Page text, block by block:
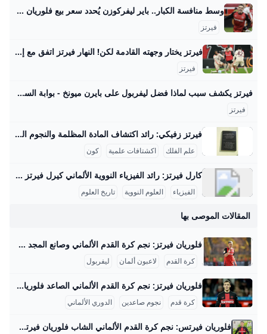
وسط منافسة الكبار.. باير ليفركوزن يُحدد سعر بيع فلوريان فيرتز صحيفة الوطن حدد مسئولو نادي باير ليفركوزن الألماني سعر بيع فلوريان فيرتز، لاعب خط وسط الفريق الأول لكرة القدم بالنادي، في الميركاتو الصيفي المقبل، وذلك في ظل وجود منافسة مشتعلة بين كبار الأندية الأوروبية… {{ article.article_subtitle }} {{ authorName() }} {{ article.author_description }} {{ article.formatted_date }}epa11762162 Florian Wirtz of Leverkusen celebrates after scoring the 1-0 lead during the German Bundesliga soccer match between Bayer 04 Leverkusen and FC St. Pauli in Leverkusen, Germany, 07 December 2024.
فيرتز
فيرتز يختار وجهته القادمة لكن! النهار فيرتز اتفق مع إدارة بايرن ميونيخ الجريدة مواقعنا لبنان عربي بودكاست تسجيل الدخول اشترك - الرئيسية عيش لبنان اقتصاد وأعمال تحقيقات مقالات كتاب النهار آراء منبر كتاب النهار 29-08-2025 | 05:37 استعادة النظام السوري السجناء واللاجئين معاً مؤشّر لنية بناء دولة كتاب النهار 29-08-2025 | 05:30 أيّ رسائل مخفيّة لحراك “حزب الله” السياسي المكثّف؟ رياضة كرة قدم كرة سلة كرة مضرب رياضة ميكانيكية ألعاب قتالية الغولف رياضات أخرى رياضة 29-08-2025 | 06:25 شربل أبو خطار لـ"النهار": الرياضة دواء ومفتاح النجاح الدراسي رياضة 28-08-2025 | 17:06 ازدواج الجنسية… أزمة مستمرّة لنجوم كرة القدم
فيرتز
فيرتز يكشف سبب لماذا فضل ليفربول على بايرن ميونخ - بوابة السعودية نيوز يحاول الفريق بناء نفسه بشكل قوي ليكون قادراً على المنافسة على أعلى مستوى تحت قيادة المدرب آرني سلوت وقد أظهر الفريق أداءً مميزاً في سوق الانتقالات هذا الصيف، انتقال اللاعب إلى ليفربول يمثل تحدياً كبيراً بالنسبة له، حيث قال: “لقد كانت خطوة أصعب أن أترك هذا المحيط وأذهب لبلد آخر مع كل ما يتضمنه من تغييرات وألعب في دوري جديد بأسلوب لعب مختلف”. اختيار واعٍ أضاف اللاعب: “لقد انتقلت لتحدي أكبر، تحدي اخترت خوضه بوعي من أجل أن أنجح وأصبح لاعباً أفضل , لقد اخترت الانتقال إلى ليفربول كقرار واعٍ بالنسبة لي كي أصبح أفضل”.
فيرتز
فيرتز زفيكي: رائد اكتشاف المادة المظلمة والنجوم النيوترونية يسرني تقديم مقال مفصل عن شخصية فريتز زفيكي وإسهاماته العلمية في علم الفلك: فريتز زفيكي: رائد اكتشاف المادة المظلمة والنجوم النيوترونية فريتز زفيكي (14 فبراير 1898 - 8 فبراير 1974) كان عالم فلك سويسري عمل معظم حياته في معهد كاليفورنيا للتكنولوجيا بالولايات المتحدة، وأحدث ثورة في فهمنا للكون من خلال أفكاره واكتشافاته الرائدة. تلقى تعليمه الثانوي في زيوريخ، ثم درس الرياضيات والفيزياء التجريبية بين 1917 و1925 على يد كبار العلماء أمثال أوجوست بيكارد وألبرت أينشتاين، مما أكسبه قاعدة علمية راسخة ساعدته في إرساء أسس علم الفلك الحديث.
علم الفلك اكشتافات علمية كون
كارل فيرتز: رائد الفيزياء النووية الألماني كيرل فيرتز هو عالم فيزياء نووية ألماني بارز وُلد في 24 أبريل 1910 في كولونيا وتوفي في 12 فبراير 1994. حصل على شهادة الدكتوراه في عام 1934 بعد دراسته الفيزياء والكيمياء والرياضيات في جامعات بون وفرايبورغ وبريسلّاو. درّس بعد ذلك كمساعد تدريس لوزير التعليم الألماني كارل فريدريش بونهوفر في جامعة لايبتزغ، وكان عضواً في رابطة المعلمين النازية خلال الفترة النازية في ألمانيا، رغم أنه لم يكن عضواً في الحزب النازي. مهنياً، تميز فيرتز بعمله في معهد كايزر فيلهلم للفيزياء في برلين منذ عام 1937، حيث عمل على تصميم المفاعلات النووية خلال الحرب العالمية الثانية، وبالأخص مفاعل الطبقات الأفقية، بالإضافة إلى قيادة قسم التجارب في المعهد الذي نقل إلى هيتشينجن لتجنب تأثير القصف الجوي في 1944.
الفيزياء العلوم النووية تاريخ العلوم
المقالات الموصى بها
فلوريان فيرتز: نجم كرة القدم الألماني وصانع المجد في ليفربول فلوريان فيرتز (مواليد 3 مايو 2003) هو لاعب كرة قدم ألماني شهير يلعب كلاعب خط وسط مهاجم، يشغل حالياً مركزه في نادي ليفربول الإنجليزي والمنتخب الألماني الوطني. بدأ فيرتز مسيرته الكروية في أكاديمية نادي كولونيا عام 2010، حيث برز كمواهب شابة لفتت أنظار الأندية الكبرى بفضل أداءه المميز ورؤيته العالية في الملعب. في يناير 2020، انضم إلى نادي باير ليفركوزن الدمشقي حيث بدأ مسيرته الاحترافية، وشارك لأول مرة مع الفريق الأول في الدوري الألماني في مايو 2020 بعمر 17 عاماً، محطمًا أرقامًا قياسية كأصغر لاعب في النادي يشارك في الدوري.
كرة القدم لاعبون ألمان ليفربول
فلوريان فيرتز: نجم كرة القدم الألماني الصاعد فلوريان فيرتز هو لاعب كرة قدم ألماني وُلد في 3 مايو 2003 في مدينة بولهايم بألمانيا، ويعتبر من ألمع النجوم الشباب في كرة القدم الأوروبية والعالمية. بدأ مسيرته مع نادي كولن في 2010 ضمن فرق الشباب، وانتقل لاحقاً إلى باير ليفركوزن في يناير 2020، حيث أظهر قدرات مذهلة منذ بداية ظهوره الاحترافي. قدم فيرتز أول مباراة له في الدوري الألماني في 18 مايو 2020 بعمر 17 عامًا و15 يومًا، محطماً الرقم القياسي كأصغر لاعب من ليفركوزن يشارك مع الفريق الأول.
كرة قدم نجوم صاعدين الدوري الألماني
فلوريان فيرتس: نجم كرة القدم الألماني الشاب فلوريان فيرتس هو لاعب كرة قدم ألماني صاعد يتألق في الدوري الألماني ويشكل مستقبل المنتخب. 15.05.20250182 يعتبر فلوريان فيرتس (Florian Wirtz) واحدًا من أكثر اللاعبين الشباب الذين يثيرون الإعجاب في عالم كرة القدم الأوروبية. وُلد في 3 مايو 2003 في كولونيا، ألمانيا، وقد حظي بسمعة كبيرة في السنوات الأخيرة بفضل موهبته الفائقة وأدائه المتميز في دوري البوندسليغا. النشأة والمسيرة الرياضية بدأ فيرتس مسيرته الكروية في أكاديمية نادي كولونيا، حيث أظهر مهاراته الاستثنائية منذ الصغر.